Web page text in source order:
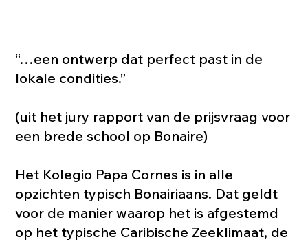
“…een ontwerp dat perfect past in de
lokale condities.”
(uit het jury rapport van de prijsvraag voor
een brede school op Bonaire)
Het Kolegio Papa Cornes is in alle
opzichten typisch Bonairiaans. Dat geldt
voor de manier waarop het is afgestemd
op het typische Caribische Zeeklimaat, de